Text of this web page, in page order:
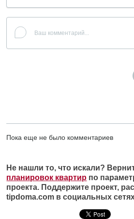
Пока еще не было комментариев
Не нашли то, что искали?
планировок квартир по
проекта. Поддержите проект,
tipdoma.com в социальных